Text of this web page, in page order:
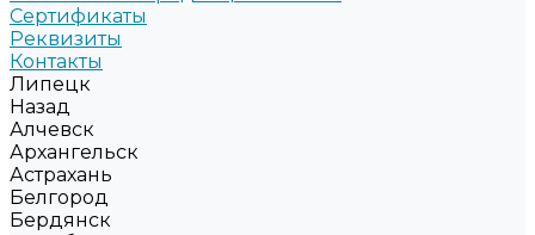
Сертификаты
Реквизиты
Контакты
Липецк
Назад
Алчевск
Архангельск
Астрахань
Белгород
Бердянск